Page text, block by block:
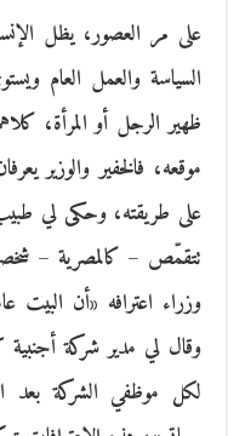
على مر العصور، يظل
السياسة والعمل العام
ظهير الرجل أو المرأة،
موقعه، فالخفير والوزير
على طريقته، وحكى لي
تتقمّص – كالمصرية –
وزراء اعترافه «أن
وقال لي مدير شركة
لكل موظفي الشركة